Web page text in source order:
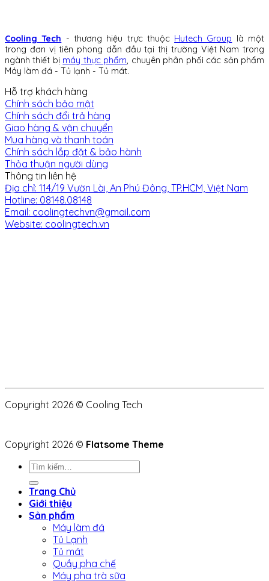
Cooling Tech - thương hiệu trực thuộc Hutech Group là một
trong đơn vị tiên phong dẫn đầu tại thị trường Việt Nam trong
ngành thiết bị máy thực phẩm, chuyên phân phối các sản phẩm
Máy làm đá - Tủ lạnh - Tủ mát.
Hỗ trợ khách hàng
Chính sách bảo mật
Chính sách đổi trả hàng
Giao hàng & vận chuyển
Mua hàng và thanh toán
Chính sách lắp đặt & bảo hành
Thỏa thuận người dùng
Thông tin liên hệ
Địa chỉ: 114/19 Vườn Lài, An Phú Đông, TP.HCM, Việt Nam
Hotline: 08148.08148
Email: coolingtechvn@gmail.com
Website: coolingtech.vn
Copyright 2026 © Cooling Tech
Copyright 2026 © Flatsome Theme
Tìm
kiếm:
Trang Chủ
Giới thiệu
Sản phẩm
Máy làm đá
Tủ Lạnh
Tủ mát
Quầy pha chế
Máy pha trà sữa